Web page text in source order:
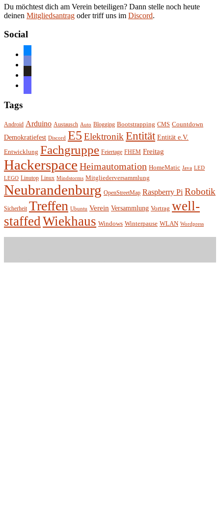
Du möchtest dich am Verein beteiligen? Dann stelle noch heute
deinen Mitgliedsantrag oder triff uns im Discord.
Social
Tags
Android Arduino Austausch Auto Blogging Bootstrapping CMS Countdown
Demokratiefest Discord E5 ElektronikEntität Entität e.V.
Entwicklung Fachgruppe Feiertage FHEM Freitag
Hackerspace Heimautomation HomeMatic Java LED
LEGO Linutop Linux Mindstorms Mitgliederversammlung
Neubrandenburg OpenStreetMap Raspberry Pi Robotik
Sicherheit Treffen Ubuntu Verein Versammlung Vortrag well-
staffedWiekhaus Windows Winterpause WLAN Wordpress